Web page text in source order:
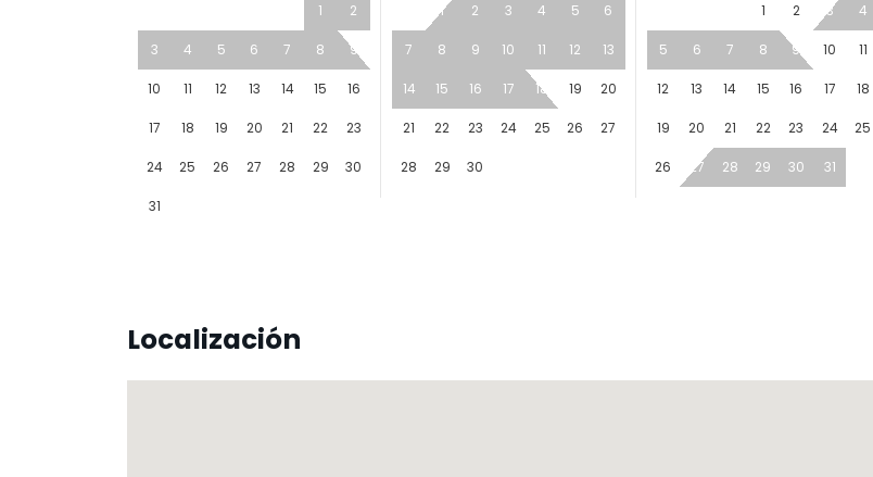
1 2
3 4 5 6 7 8 9
10 11 12 13 14 15 16
17 18 19 20 21 22 23
24 25 26 27 28 29 30
31
1 2 3 4 5 6
7 8 9 10 11 12 13
14 15 16 17 18 19 20
21 22 23 24 25 26 27
28 29 30
1 2 3 4
5 6 7 8 9 10 11
12 13 14 15 16 17 18
19 20 21 22 23 24 25
26 27 28 29 30 31
Localización